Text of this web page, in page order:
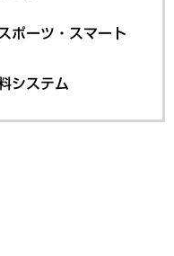
ポーツ・スマート
システム